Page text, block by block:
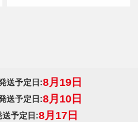
送予定日:8月19日
送予定日:8月10日
送予定日:8月17日